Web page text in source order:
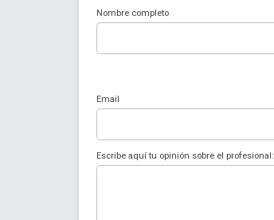
Nombre completo
Email
Escribe aquí tu opinión sobre el profesional: